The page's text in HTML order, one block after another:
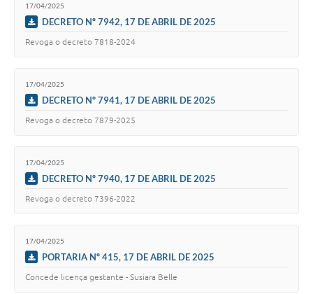
17/04/2025
DECRETO Nº 7942, 17 DE ABRIL DE 2025
Revoga o decreto 7818-2024
17/04/2025
DECRETO Nº 7941, 17 DE ABRIL DE 2025
Revoga o decreto 7879-2025
17/04/2025
DECRETO Nº 7940, 17 DE ABRIL DE 2025
Revoga o decreto 7396-2022
17/04/2025
PORTARIA Nº 415, 17 DE ABRIL DE 2025
Concede licença gestante - Susiara Belle